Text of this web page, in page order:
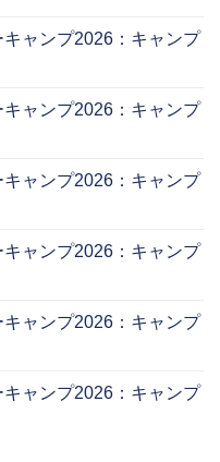
ャンプ2026：キャンプ
ャンプ2026：キャンプ
ャンプ2026：キャンプ
ャンプ2026：キャンプ
ャンプ2026：キャンプ
ャンプ2026：キャンプ